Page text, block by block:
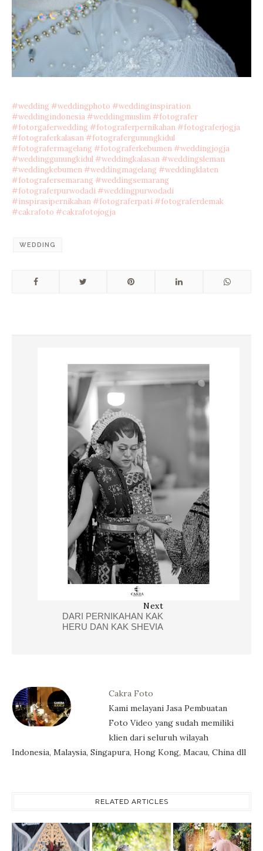
#wedding#weddingphoto #weddinginspiration
#weddingindonesia#weddingmuslim#fotografer
#fotorgaferwedding#fotograferpernikahan#fotograferjogja
#fotograferkalasan#fotografergunungkidul
#fotografermagelang#fotograferkebumen#weddingjogja
#weddinggunungkidul#weddingkalasan#weddingsleman
#weddingkebumen#weddingmagelang#weddingklaten
#fotografersemarang#weddingsemarang
#fotograferpurwodadi#weddingpurwodadi
#inspirasipernikahan#fotograferpati#fotograferdemak
#cakrafoto #cakrafotojogja
WEDDING
Next
DARI PERNIKAHAN KAK
HERU DAN KAK SHEVIA
Cakra Foto
Kami melayani Jasa Pembuatan
Foto Video yang sudah memiliki
klien dari seluruh wilayah
Indonesia, Malaysia, Singapura, Hong Kong, Macau, China dll
RELATED ARTICLES